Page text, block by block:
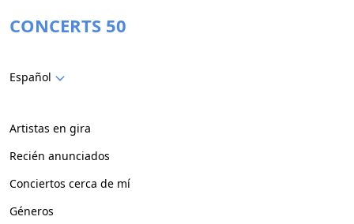
CONCERTS 50
Español
Artistas en gira
Recién anunciados
Conciertos cerca de mí
Géneros